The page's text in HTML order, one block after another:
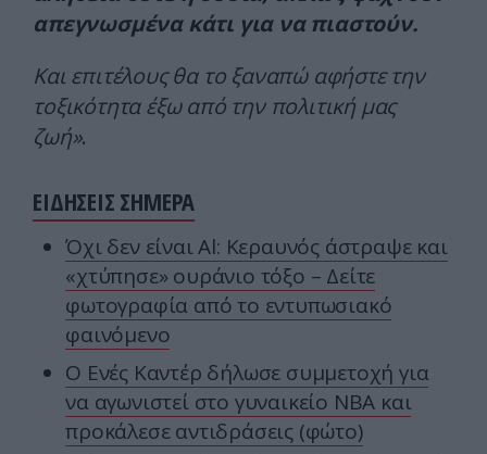
απεγνωσμένα κάτι για να πιαστούν.
Και επιτέλους θα το ξαναπώ αφήστε την
τοξικότητα έξω από την πολιτική μας
ζωή».
ΕΙΔΗΣΕΙΣ ΣΗΜΕΡΑ
Όχι δεν είναι Al: Κεραυνός άστραψε και
«χτύπησε» ουράνιο τόξο – Δείτε
φωτογραφία από το εντυπωσιακό
φαινόμενο
Ο Ενές Καντέρ δήλωσε συμμετοχή για
να αγωνιστεί στο γυναικείο NBA και
προκάλεσε αντιδράσεις (φώτο)